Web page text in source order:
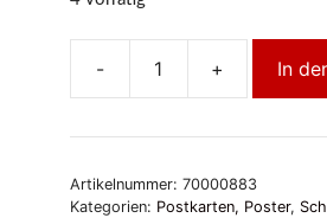
-
Menge
+ In
Artikelnummer: 70000883
Kategorien: Postkarten, Poster,